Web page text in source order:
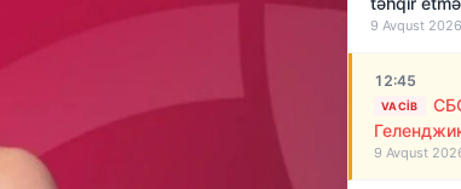
9 Avqust 2026
12:45
VACIB
9 Avqust